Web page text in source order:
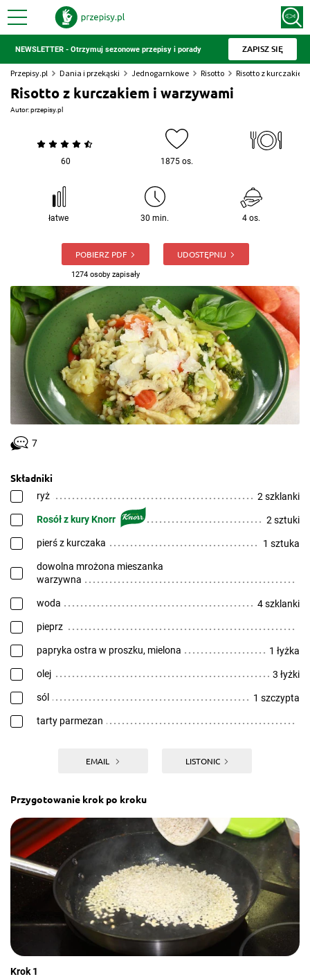
NEWSLETTER - Otrzymuj sezonowe przepisy i porady ZAPISZ SIĘ
Przepisy.pl Dania i przekąski Jednogarnkowe Risotto Risotto z
Risotto z kurczakiem i warzywami
Autor:przepisy.pl
60 1875 os.
łatwe 30 min. 4 os.
POBIERZ PDF
1274 osoby zapisały
UDOSTĘPNIJ
7
Składniki
ryż 2 szklanki
Rosół z kury Knorr 2 sztuki
pierś z kurczaka 1 sztuka
dowolna mrożona mieszanka
warzywna
woda 4 szklanki
pieprz
papryka ostra w proszku, mielona 1 łyżka
olej 3 łyżki
sól 1 szczypta
tarty parmezan
EMAIL LISTONIC
Przygotowanie krok po kroku
Krok 1